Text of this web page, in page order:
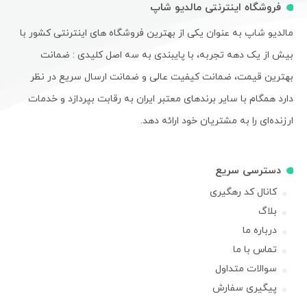
فروشگاه اینترنتی مالدیو شاپ
مالدیو شاپ به عنوان یکی از بهترین فروشگاه های اینترنتی کشور با
بیش از یک دهه تجربه، با پایبندی به سه اصل کلیدی : ضمانت
بهترین قیمت، ضمانت کیفیت عالی و ضمانت ارسال سریع در نظر
دارد همگام با سایر برندهای معتبر ایران به رقابت بپردازد و خدمات
ارزنده‌ای را به مشتریان خود ارائه دهد.
دسترسی سریع
کانال کد رهگیری
بلاگ
درباره ما
تماس با ما
سوالات متداول
پیگیری سفارش